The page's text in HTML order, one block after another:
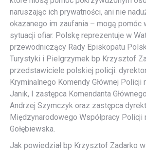
naruszając ich prywatności, ani nie
okazanego im zaufania – mogą pomóc
sytuacji ofiar. Polskę reprezentuje w
przewodniczący Rady Episkopatu
Turystyki i Pielgrzymek bp Krzysztof
przedstawiciele polskiej policji:
Kryminalnego Komendy Głównej Policji
Janik, I zastępca Komendanta
Andrzej Szymczyk oraz zastępca
Międzynarodowego Współpracy Policji
Gołębiewska.
Jak powiedział bp Krzysztof Zadarko